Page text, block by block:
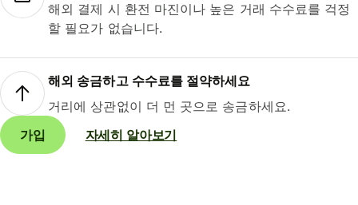
해외 결제 시 환전 마진이나 높은 거래 수수료를 걱정
할 필요가 없습니다.
해외 송금하고 수수료를 절약하세요
거리에 상관없이 더 먼 곳으로 송금하세요.
가입
자세히 알아보기